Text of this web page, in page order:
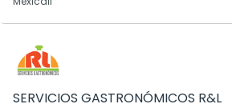
SERVICIOS GASTRONÓMICOS R&L